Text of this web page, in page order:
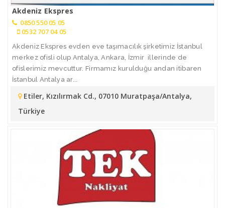
Akdeniz Ekspres
0850 550 05 05
0532 707 04 05
Akdeniz Ekspres evden eve taşımacılık şirketimiz İstanbul
merkez ofisli olup Antalya, Ankara, İzmir illerinde de
ofislerimiz mevcuttur. Firmamız kurulduğu andan itibaren
İstanbul Antalya ar...
Etiler, Kızılırmak Cd., 07010 Muratpaşa/Antalya,
Türkiye